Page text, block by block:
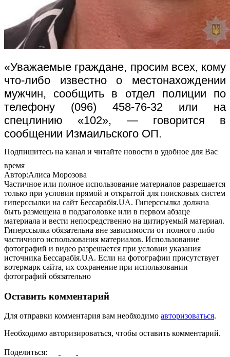
«Уважаемые граждане, просим всех, кому
что-либо известно о местонахождении
мужчин, сообщить в отдел полиции по
телефону (096) 458-76-32 или на
спецлинию «102», — говорится в
сообщении Измаильского ОП.
Подпишитесь на канал и читайте новости в удобное для Вас
время
Автор:Алиса Морозова
Частичное или полное использование материалов разрешается
только при условии прямой и открытой для поисковых систем
гиперссылки на сайт Бессарабія.UA. Гиперссылка должна
быть размещена в подзаголовке или в первом абзаце
материала и вести непосредственно на цитируемый материал.
Гиперссылка обязательна вне зависимости от полного либо
частичного использования материалов. Использование
фотографий и видео разрешается при условии указания
источника Бессарабія.UA. Если на фотографии присутствует
вотермарк сайта, их сохранение при использовании
фотографий обязательно
Оставить комментарий
Для отправки комментария вам необходимо авторизоваться.
Необходимо авторизироваться, чтобы оставить комментарий.
Поделиться: